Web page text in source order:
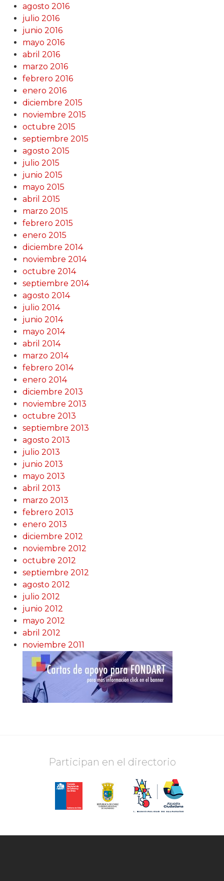
agosto 2016
julio 2016
junio 2016
mayo 2016
abril 2016
marzo 2016
febrero 2016
enero 2016
diciembre 2015
noviembre 2015
octubre 2015
septiembre 2015
agosto 2015
julio 2015
junio 2015
mayo 2015
abril 2015
marzo 2015
febrero 2015
enero 2015
diciembre 2014
noviembre 2014
octubre 2014
septiembre 2014
agosto 2014
julio 2014
junio 2014
mayo 2014
abril 2014
marzo 2014
febrero 2014
enero 2014
diciembre 2013
noviembre 2013
octubre 2013
septiembre 2013
agosto 2013
julio 2013
junio 2013
mayo 2013
abril 2013
marzo 2013
febrero 2013
enero 2013
diciembre 2012
noviembre 2012
octubre 2012
septiembre 2012
agosto 2012
julio 2012
junio 2012
mayo 2012
abril 2012
noviembre 2011
Participan en el directorio